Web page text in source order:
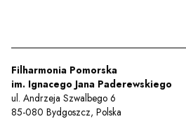
Filharmonia Pomorska
im. Ignacego Jana Paderewskiego
ul. Andrzeja Szwalbego 6
85-080 Bydgoszcz, Polska